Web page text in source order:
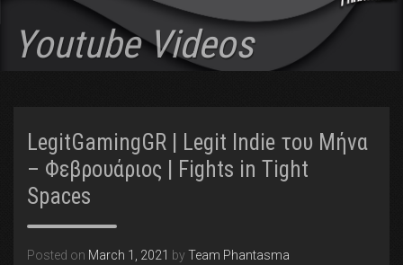
Youtube Videos
LegitGamingGR | Legit Indie του Μήνα
– Φεβρουάριος | Fights in Tight
Spaces
Posted on March 1, 2021 by Team Phantasma